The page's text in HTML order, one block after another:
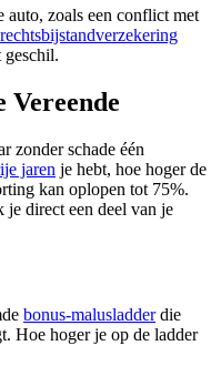
zoals een conflict met
rechtsbijstandverzekering
geschil.
Vereende
zonder schade één
jaren je hebt, hoe hoger de
kan oplopen tot 75%.
je direct een deel van je
bonus-malusladderdie
Hoe hoger je op de ladder